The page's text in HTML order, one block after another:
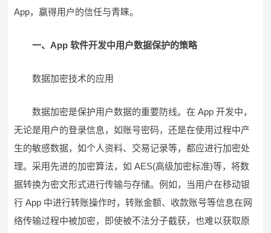
App，赢得用户的信任与青睐。
一、App 软件开发中用户数据保护的策略
数据加密技术的应用
数据加密是保护用户数据的重要防线。在 App 开发中，
无论是用户的登录信息，如账号密码，还是在使用过程中产
生的敏感数据，如个人资料、交易记录等，都应进行加密处
理。采用先进的加密算法，如 AES(高级加密标准)等，将数
据转换为密文形式进行传输与存储。例如，当用户在移动银
行 App 中进行转账操作时，转账金额、收款账号等信息在网
络传输过程中被加密，即使被不法分子截获，也难以获取原